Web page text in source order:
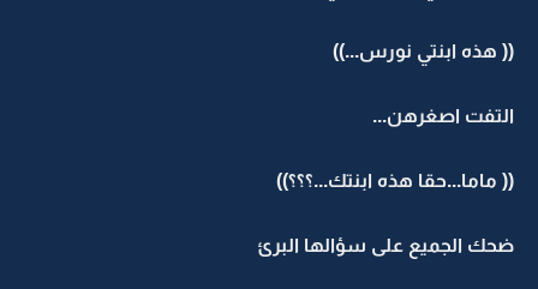
(( هذه ابنتي نورس...))
التفت اصغرهن...
(( ماما...حقا هذه ابنتك...؟؟؟))
ضحك الجميع على سؤالها البرئ